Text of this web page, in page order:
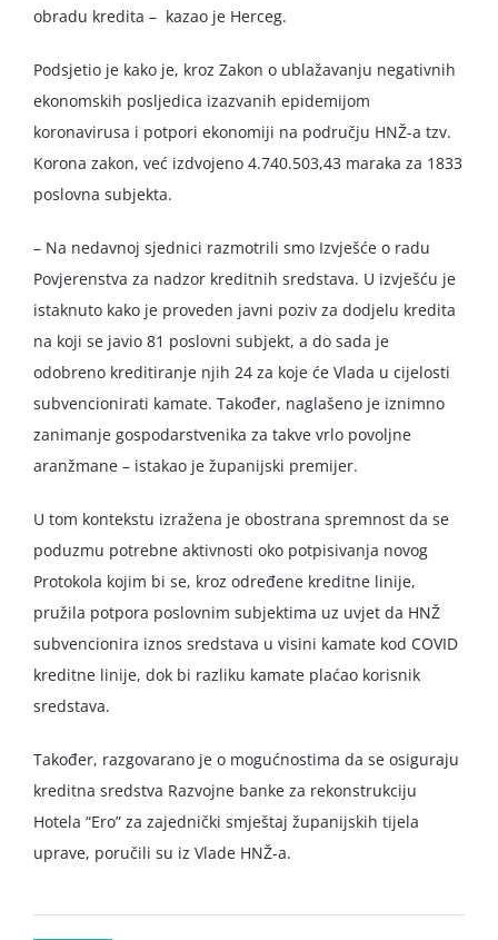
obradu kredita – kazao je Herceg.
Podsjetio je kako je, kroz Zakon o ublažavanju negativnih
ekonomskih posljedica izazvanih epidemijom
koronavirusa i potpori ekonomiji na području HNŽ-a tzv.
Korona zakon, već izdvojeno 4.740.503,43 maraka za 1833
poslovna subjekta.
– Na nedavnoj sjednici razmotrili smo Izvješće o radu
Povjerenstva za nadzor kreditnih sredstava. U izvješću je
istaknuto kako je proveden javni poziv za dodjelu kredita
na koji se javio 81 poslovni subjekt, a do sada je
odobreno kreditiranje njih 24 za koje će Vlada u cijelosti
subvencionirati kamate. Također, naglašeno je iznimno
zanimanje gospodarstvenika za takve vrlo povoljne
aranžmane – istakao je županijski premijer.
U tom kontekstu izražena je obostrana spremnost da se
poduzmu potrebne aktivnosti oko potpisivanja novog
Protokola kojim bi se, kroz određene kreditne linije,
pružila potpora poslovnim subjektima uz uvjet da HNŽ
subvencionira iznos sredstava u visini kamate kod COVID
kreditne linije, dok bi razliku kamate plaćao korisnik
sredstava.
Također, razgovarano je o mogućnostima da se osiguraju
kreditna sredstva Razvojne banke za rekonstrukciju
Hotela “Ero” za zajednički smještaj županijskih tijela
uprave, poručili su iz Vlade HNŽ-a.